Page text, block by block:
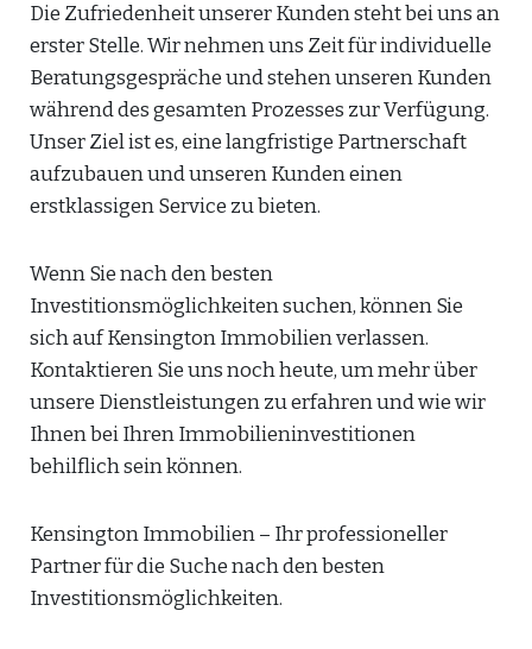
Die Zufriedenheit unserer Kunden steht bei uns an
erster Stelle. Wir nehmen uns Zeit für individuelle
Beratungsgespräche und stehen unseren Kunden
während des gesamten Prozesses zur Verfügung.
Unser Ziel ist es, eine langfristige Partnerschaft
aufzubauen und unseren Kunden einen
erstklassigen Service zu bieten.
Wenn Sie nach den besten
Investitionsmöglichkeiten suchen, können Sie
sich auf Kensington Immobilien verlassen.
Kontaktieren Sie uns noch heute, um mehr über
unsere Dienstleistungen zu erfahren und wie wir
Ihnen bei Ihren Immobilieninvestitionen
behilflich sein können.
Kensington Immobilien – Ihr professioneller
Partner für die Suche nach den besten
Investitionsmöglichkeiten.